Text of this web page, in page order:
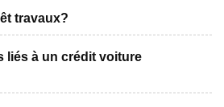
travaux?
liés à un crédit voiture